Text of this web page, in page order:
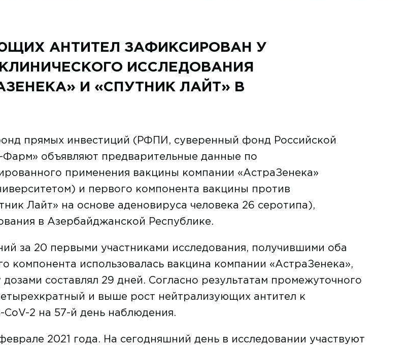
АНТИТЕЛ ЗАФИКСИРОВАН У
ИССЛЕДОВАНИЯ
И «СПУТНИК ЛАЙТ» В
прямых инвестиций (РФПИ, суверенный фонд Российской
объявляют предварительные данные по
применения вакцины компании «АстраЗенека»
и первого компонента вакцины против
Лайт» на основе аденовируса человека 26 серотипа),
в Азербайджанской Республике.
за 20 первыми участниками исследования, получившими оба
компонента использовалась вакцина компании «АстраЗенека»,
составлял 29 дней. Согласно результатам промежуточного
и выше рост нейтрализующих антител к
2 на 57-й день наблюдения.
2021 года. На сегодняшний день в исследовании участвуют